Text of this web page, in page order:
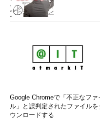
Google Chromeで「不正なファ
ル」と誤判定されたファイルを
ウンロードする